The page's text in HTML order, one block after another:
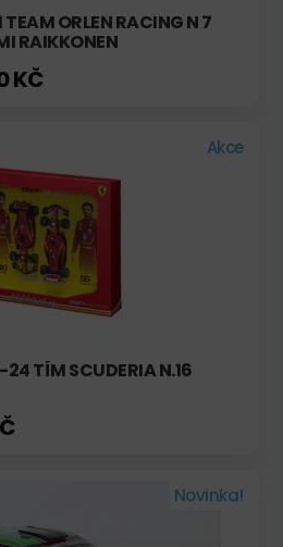
TEAM ORLEN RACING N 7
RAIKKONEN
KČ
Akce
24 TÍM SCUDERIA N.16
Novinka!